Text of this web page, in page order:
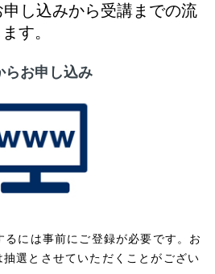
し込みから受講までの流
す。
らお申し込み
には事前にご登録が必要です。お
選とさせていただくことがござい